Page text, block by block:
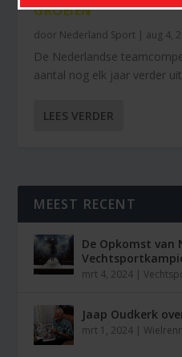
GROEIEN
door Nederland Sport | aug 4,
De Nederlandse
aantal nog elk jaar verder
LEES VERDER
MEEST RECENT
De Opkomst van
mrt 4, 2024 |
Jaap Oudkerk
mrt 1, 2024 |